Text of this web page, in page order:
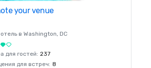
your venue
в Washington, DC
для гостей: 237
для встреч: 8